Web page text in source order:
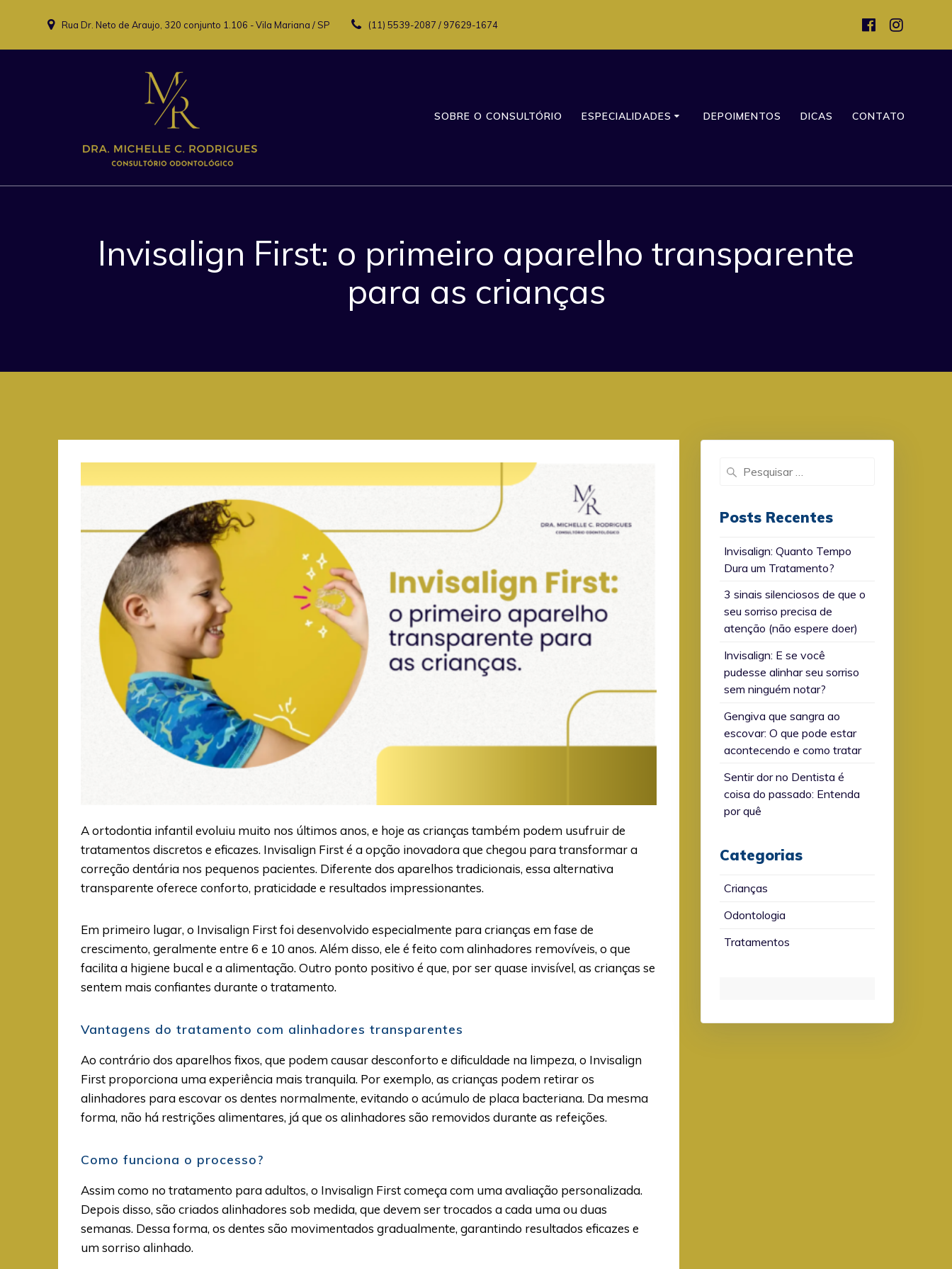
Rua Dr. Neto de Araujo, 320 conjunto 1.106 - Vila Mariana / SP (11) 5539-2087 / 97629-1674
SOBRE O CONSULTÓRIO ESPECIALIDADES DEPOIMENTOS DICAS CONTATO
Invisalign First: o primeiro aparelho transparente
para as crianças
A ortodontia infantil evoluiu muito nos últimos anos, e hoje as crianças também podem usufruir de
tratamentos discretos e eficazes. Invisalign First é a opção inovadora que chegou para transformar a
correção dentária nos pequenos pacientes. Diferente dos aparelhos tradicionais, essa alternativa
transparente oferece conforto, praticidade e resultados impressionantes.
Em primeiro lugar, o Invisalign First foi desenvolvido especialmente para crianças em fase de
crescimento, geralmente entre 6 e 10 anos. Além disso, ele é feito com alinhadores removíveis, o que
facilita a higiene bucal e a alimentação. Outro ponto positivo é que, por ser quase invisível, as crianças se
sentem mais confiantes durante o tratamento.
Vantagens do tratamento com alinhadores transparentes
Ao contrário dos aparelhos fixos, que podem causar desconforto e dificuldade na limpeza, o Invisalign
First proporciona uma experiência mais tranquila. Por exemplo, as crianças podem retirar os
alinhadores para escovar os dentes normalmente, evitando o acúmulo de placa bacteriana. Da mesma
forma, não há restrições alimentares, já que os alinhadores são removidos durante as refeições.
Como funciona o processo?
Assim como no tratamento para adultos, o Invisalign First começa com uma avaliação personalizada.
Depois disso, são criados alinhadores sob medida, que devem ser trocados a cada uma ou duas
semanas. Dessa forma, os dentes são movimentados gradualmente, garantindo resultados eficazes e
um sorriso alinhado.
Search
Posts Recentes
Invisalign: Quanto Tempo
Dura um Tratamento?
3 sinais silenciosos de que o
seu sorriso precisa de
atenção (não espere doer)
Invisalign: E se você
pudesse alinhar seu sorriso
sem ninguém notar?
Gengiva que sangra ao
escovar: O que pode estar
acontecendo e como tratar
Sentir dor no Dentista é
coisa do passado: Entenda
por quê
Categorias
Crianças
Odontologia
Tratamentos